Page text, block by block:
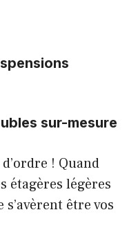
sur-mesure
! Quand
étagères légères
être vos